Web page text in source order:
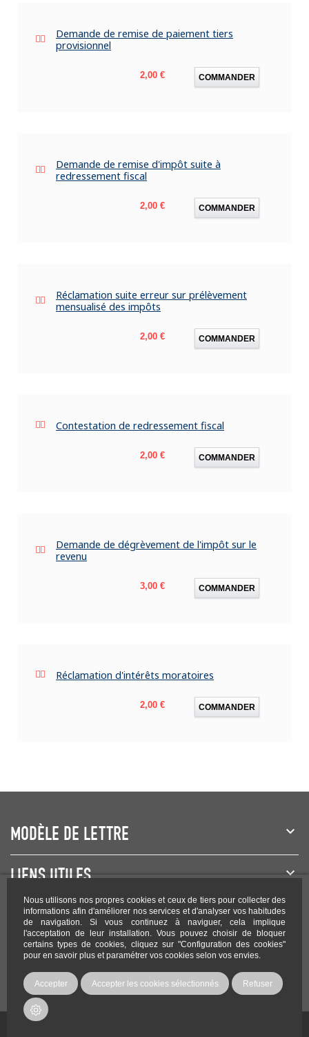
Nous utilisons nos propres cookies et ceux de tiers pour collecter des
informations afin d'améliorer nos services et d'analyser vos habitudes
de navigation. Si vous continuez à naviguer, cela implique
l'acceptation de leur installation. Vous pouvez choisir de bloquer
certains types de cookies, cliquez sur "Configuration des cookies"
pour en savoir plus et paramétrer vos cookies selon vos envies.
Accepter Accepter les cookies sélectionnés Refuser
Demande de remise de paiement tiers
provisionnel
Prix
2,00 € COMMANDER
Demande de remise d'impôt suite à
redressement fiscal
Prix
2,00 € COMMANDER
Réclamation suite erreur sur prélèvement
mensualisé des impôts
Prix
2,00 € COMMANDER
Contestation de redressement fiscal
Prix
2,00 € COMMANDER
Demande de dégrèvement de l'impôt sur le
revenu
Prix
3,00 € COMMANDER
Réclamation d'intérêts moratoires
Prix
2,00 € COMMANDER
MODÈLE DE LETTRE
LIENS UTILES
NEWSLETTER